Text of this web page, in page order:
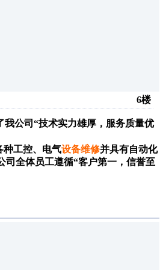
6楼
我公司 “技术实力雄厚，服务质量优
种工控、电气设备维修并具有自动化
司全体员工遵循“客户第一，信誉至